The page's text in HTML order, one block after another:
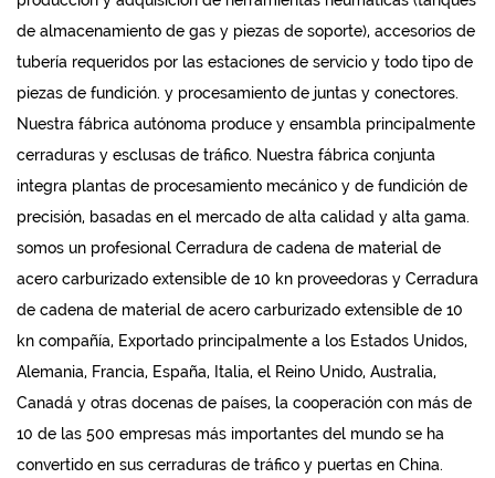
de almacenamiento de gas y piezas de soporte), accesorios de
tubería requeridos por las estaciones de servicio y todo tipo de
piezas de fundición. y procesamiento de juntas y conectores.
Nuestra fábrica autónoma produce y ensambla principalmente
cerraduras y esclusas de tráfico. Nuestra fábrica conjunta
integra plantas de procesamiento mecánico y de fundición de
precisión, basadas en el mercado de alta calidad y alta gama.
somos un profesional Cerradura de cadena de material de
acero carburizado extensible de 10 kn proveedoras y Cerradura
de cadena de material de acero carburizado extensible de 10
kn compañía, Exportado principalmente a los Estados Unidos,
Alemania, Francia, España, Italia, el Reino Unido, Australia,
Canadá y otras docenas de países, la cooperación con más de
10 de las 500 empresas más importantes del mundo se ha
convertido en sus cerraduras de tráfico y puertas en China.